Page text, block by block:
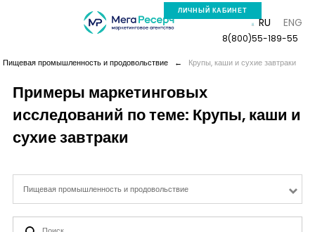
ЛИЧНЫЙ КАБИНЕТ
Компания
Новая реальность
RU ENG
8(800)55-189-55
Пищевая промышленность и продовольствие ← Крупы, каши и сухие завтраки
Примеры маркетинговых
исследований по теме: Крупы, каши и
сухие завтраки
Пищевая промышленность и продовольствие